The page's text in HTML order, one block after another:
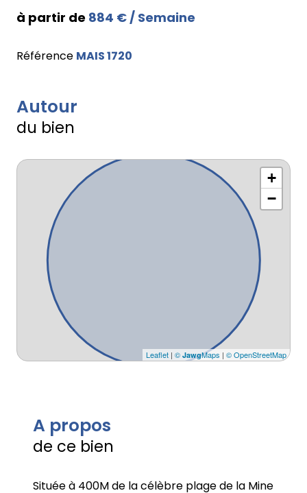
à partir de 884 € / Semaine
Référence MAIS 1720
Autour
du bien
+
−
Leaflet | © JawgMaps | © OpenStreetMap
A propos
de ce bien
Située à 400M de la célèbre plage de la Mine